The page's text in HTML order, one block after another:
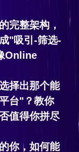
完整架构，
"吸引-筛选-
Online
择出那个能
台"？教你
值得你拼尽
你，如何能